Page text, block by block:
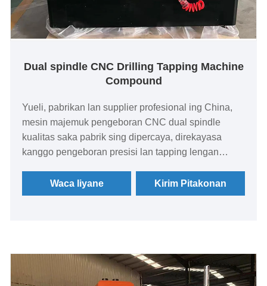
Dual spindle CNC Drilling Tapping Machine
Compound
Yueli, pabrikan lan supplier profesional ing China,
mesin majemuk pengeboran CNC dual spindle
kualitas saka pabrik sing dipercaya, direkayasa
kanggo pengeboran presisi lan tapping lengan
stabil, lan operasi sing gampang kanggo produksi
industri.
Waca liyane Kirim Pitakonan